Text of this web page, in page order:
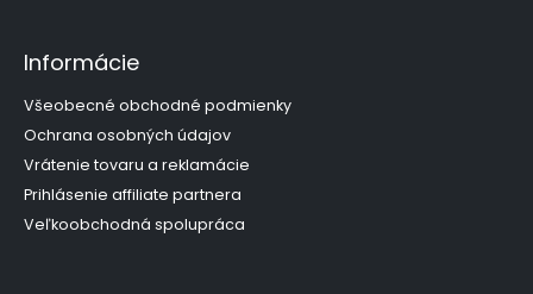
Informácie
Všeobecné obchodné podmienky
Ochrana osobných údajov
Vrátenie tovaru a reklamácie
Prihlásenie affiliate partnera
Veľkoobchodná spolupráca